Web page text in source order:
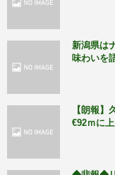
新潟県は
味わいを
【朗報
€92ｍに